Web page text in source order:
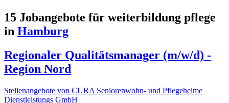
15 Jobangebote für weiterbildung pflege
in Hamburg
Regionaler Qualitätsmanager (m/w/d) -
Region Nord
Stellenangebote von CURA Seniorenwohn- und Pflegeheime
Dienstleistungs GmbH